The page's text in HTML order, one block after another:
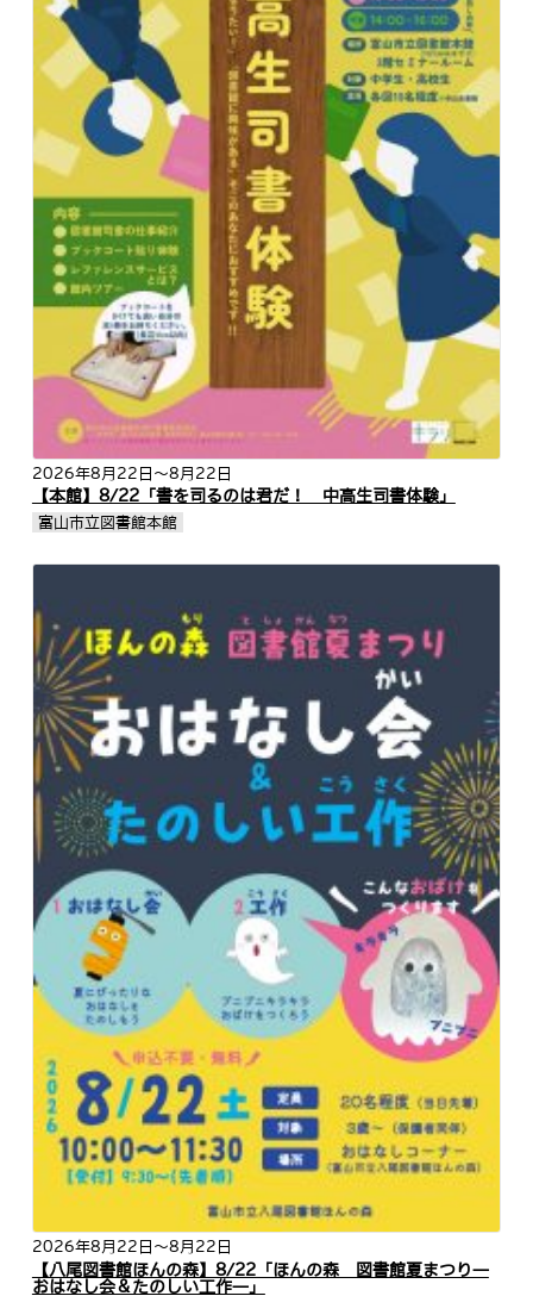
2026年8月22日 ～8月22日
【本館】8/22「書を司るのは君だ！ 中高生司書体験」
富山市立図書館本館
2026年8月22日 ～8月22日
【八尾図書館ほんの森】8/22「ほんの森 図書館夏まつり―
おはなし会＆たのしい工作―」